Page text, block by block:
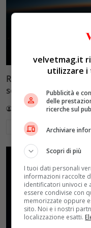
Reflect Orbital: gli
sole di notte (per
Redazione VelvetMAG 4
Leggi di più
velvetmag.it
utilizzare i
Pubblicità e
delle
ricerche sul
Archiviare
Scopri di più
I tuoi dati personali
informazioni raccolte
identificatori univoci
essere condivise con
memorizzate oppure
sito. Noi e i nostri
localizzazione esatti.